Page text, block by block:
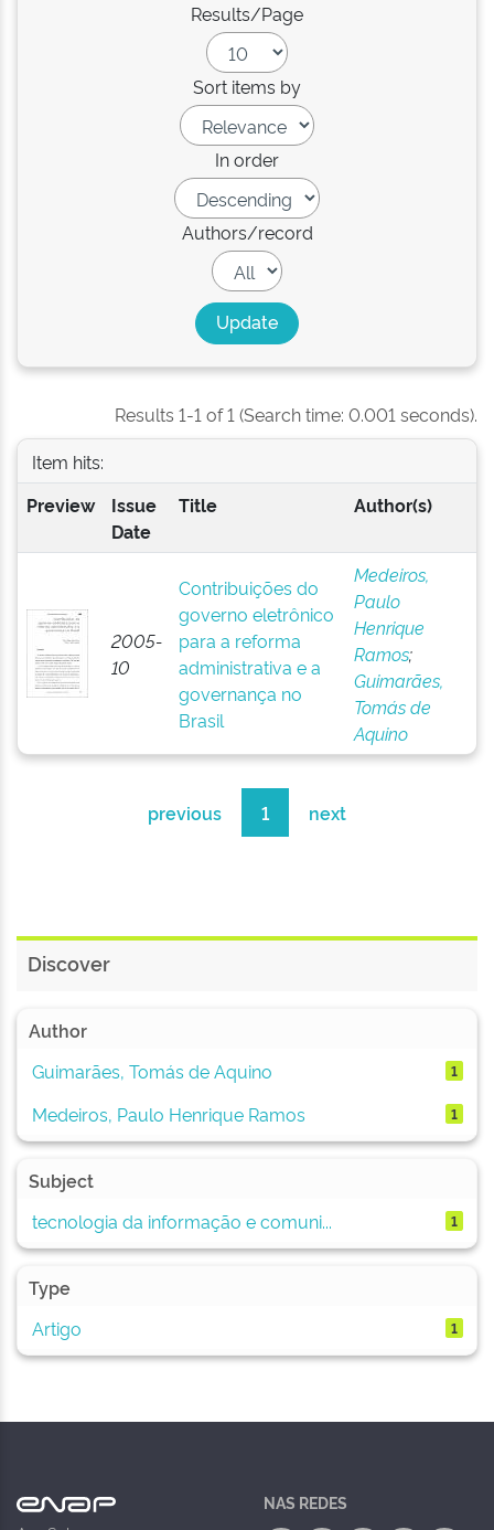
Results/Page
Sort items by
In order
Authors/record
Results 1-1 of 1 (Search time: 0.001 seconds).
Item hits:
Preview
Issue
Date
Title Author(s)
2005-
10
Contribuições do
governo eletrônico
para a reforma
administrativa e a
governança no
Brasil
Medeiros,
Paulo
Henrique
Ramos;
Guimarães,
Tomás de
Aquino
previous 1 next
Discover
Author
Guimarães, Tomás de Aquino
1
Medeiros, Paulo Henrique Ramos 1
Subject
tecnologia da informação e comuni...
1
Type
Artigo
1
NAS REDES